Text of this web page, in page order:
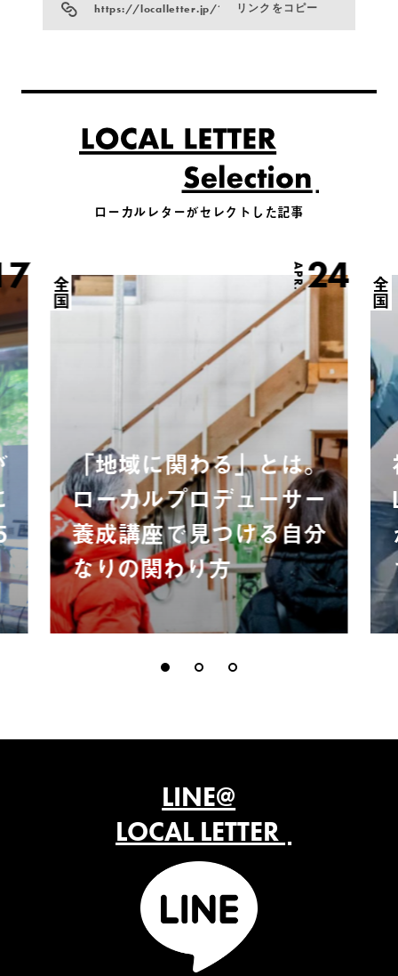
https://localletter.jp/?p=5503リンクをコピー
ローカルレターがセレクトした記事
APR.24
全国
「地域に関わる」とは。
ローカルプロデューサー
養成講座で見つける自分
なりの関わり方
全国
LINE@
LOCAL LETTER